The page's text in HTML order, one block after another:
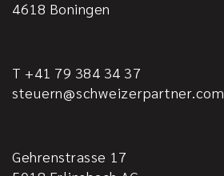
4618 Boningen
T +41 79 384 34 37
steuern@schweizerpartner.com
Gehrenstrasse 17